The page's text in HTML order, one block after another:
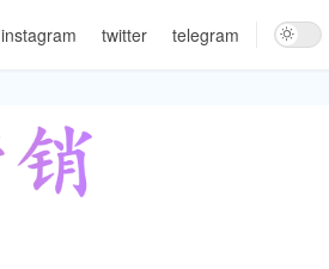
instagram twitter telegram